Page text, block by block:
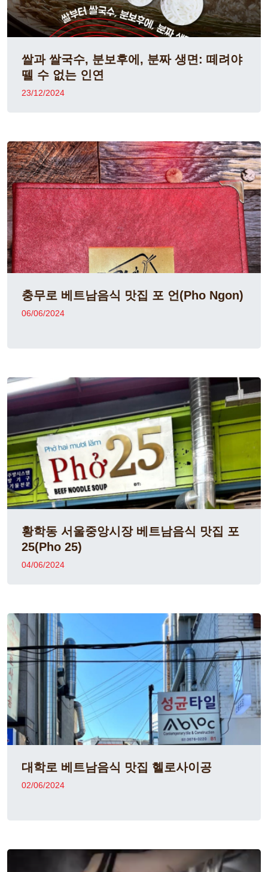
쌀과 쌀국수, 분보후에, 분짜 생면: 떼려야
뗄 수 없는 인연
23/12/2024
충무로 베트남음식 맛집 포 언(Pho Ngon)
06/06/2024
황학동 서울중앙시장 베트남음식 맛집 포
25(Pho 25)
04/06/2024
대학로 베트남음식 맛집 헬로사이공
02/06/2024